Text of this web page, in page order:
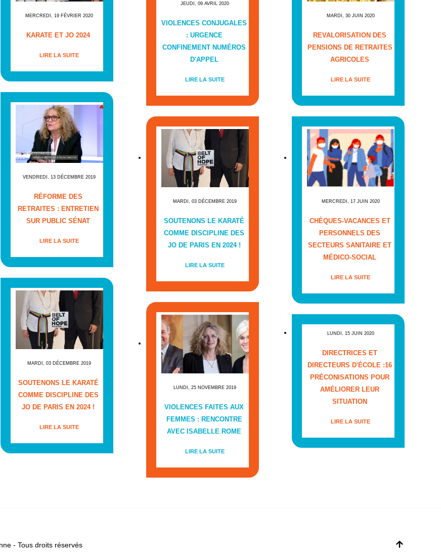
MERCREDI, 19 FÉVRIER 2020
KARATE ET JO 2024
LIRE LA SUITE
VENDREDI, 13 DÉCEMBRE 2019
RÉFORME DES
RETRAITES : ENTRETIEN
SUR PUBLIC SÉNAT
LIRE LA SUITE
MARDI, 03 DÉCEMBRE 2019
SOUTENONS LE KARATÉ
COMME DISCIPLINE DES
JO DE PARIS EN 2024 !
LIRE LA SUITE
JEUDI, 09 AVRIL 2020
VIOLENCES CONJUGALES
: URGENCE
CONFINEMENT NUMÉROS
D'APPEL
LIRE LA SUITE
MARDI, 03 DÉCEMBRE 2019
SOUTENONS LE KARATÉ
COMME DISCIPLINE DES
JO DE PARIS EN 2024 !
LIRE LA SUITE
LUNDI, 25 NOVEMBRE 2019
VIOLENCES FAITES AUX
FEMMES : RENCONTRE
AVEC ISABELLE ROME
LIRE LA SUITE
MARDI, 30 JUIN 2020
REVALORISATION DES
PENSIONS DE RETRAITES
AGRICOLES
LIRE LA SUITE
MERCREDI, 17 JUIN 2020
CHÈQUES-VACANCES ET
PERSONNELS DES
SECTEURS SANITAIRE ET
MÉDICO-SOCIAL
LIRE LA SUITE
LUNDI, 15 JUIN 2020
DIRECTRICES ET
DIRECTEURS D'ÉCOLE :16
PRÉCONISATIONS POUR
AMÉLIORER LEUR
SITUATION
LIRE LA SUITE
- Tous droits réservés